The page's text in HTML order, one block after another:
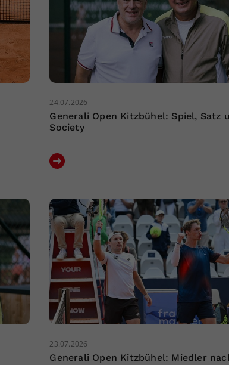
24.07.2026
Generali Open Kitzbühel: Spiel, Satz
Society
23.07.2026
Generali Open Kitzbühel: Miedler